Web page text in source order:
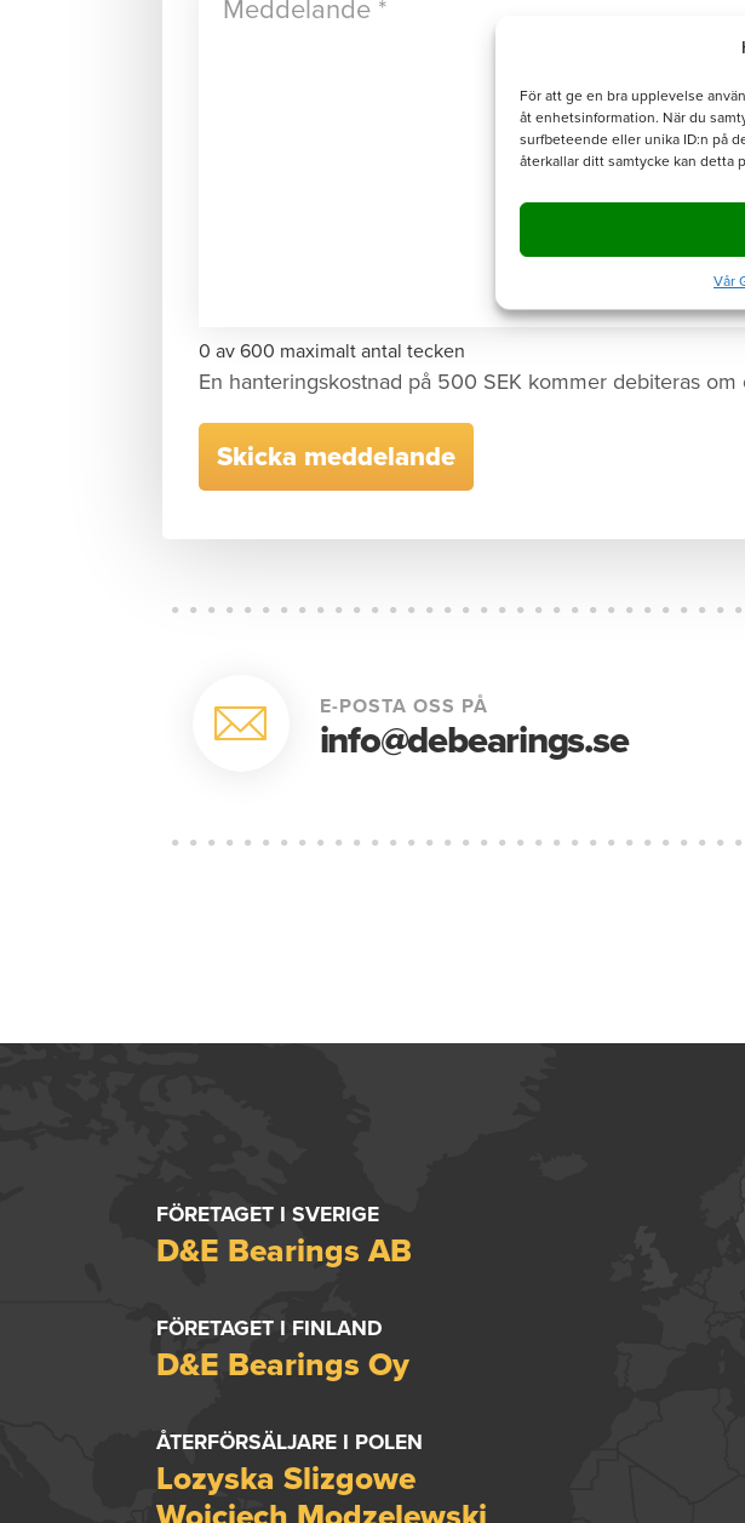
För att ge en bra upplevelse
åt enhetsinformation. När du
surfbeteende eller unika ID:n på
återkallar ditt samtycke kan detta
Vår
0 av 600 maximalt antal tecken
En hanteringskostnad på 500 SEK kommer debiteras
E-POSTA OSS PÅ
info@debearings.se
FÖRETAGET I SVERIGE
D&E Bearings AB
FÖRETAGET I FINLAND
D&E Bearings Oy
ÅTERFÖRSÄLJARE I POLEN
Lozyska Slizgowe